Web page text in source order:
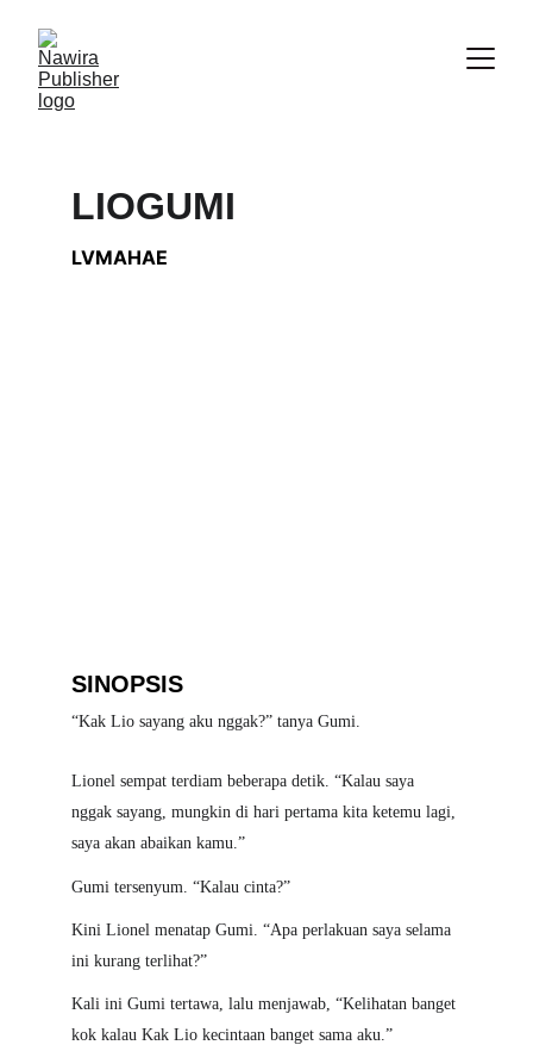
SINOPSIS
“Kak Lio sayang aku nggak?” tanya Gumi.
Lionel sempat terdiam beberapa detik. “Kalau saya
nggak sayang, mungkin di hari pertama kita ketemu lagi,
saya akan abaikan kamu.”
Gumi tersenyum. “Kalau cinta?”
Kini Lionel menatap Gumi. “Apa perlakuan saya selama
ini kurang terlihat?”
Kali ini Gumi tertawa, lalu menjawab, “Kelihatan banget
kok kalau Kak Lio kecintaan banget sama aku.”
LVMAHAE
LIOGUMI